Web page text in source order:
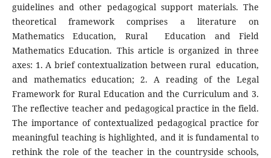
guidelines and other pedagogical support materials. The
theoretical framework comprises a literature on
Mathematics Education, Rural Education and Field
Mathematics Education. This article is organized in three
axes: 1. A brief contextualization between rural education,
and mathematics education; 2. A reading of the Legal
Framework for Rural Education and the Curriculum and 3.
The reflective teacher and pedagogical practice in the field.
The importance of contextualized pedagogical practice for
meaningful teaching is highlighted, and it is fundamental to
rethink the role of the teacher in the countryside schools,